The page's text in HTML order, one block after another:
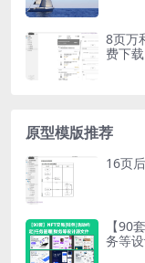
8页万
费下载
原型模版推荐
16页
【90
务等